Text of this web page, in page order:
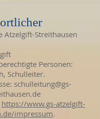
Atzelgift-Streithausen
Personen:
Schulleiter.
schulleitung@gs-
https://www.gs-atzelgift-
impressum.